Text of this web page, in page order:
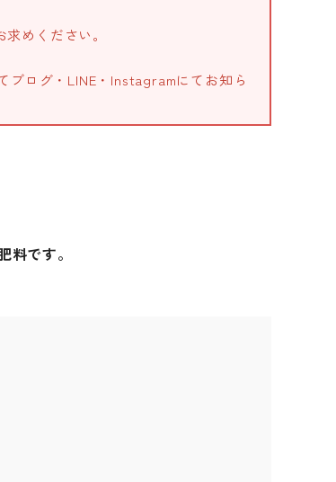
めください。
ログ・LINE・Instagramにてお知ら
です。